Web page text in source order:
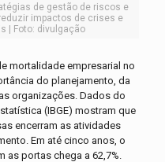
de gestão de riscos e
impactos de crises e
| Foto: divulgação
mortalidade empresarial no
do planejamento, da
organizações. Dados do
(IBGE) mostram que
encerram as atividades
Em até cinco anos, o
portas chega a 62,7%.